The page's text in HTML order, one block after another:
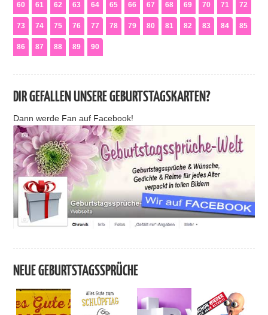
60 61 62 63 64 65 66 67 68 69 70 71 72
73 74 75 76 77 78 79 80 81 82 83 84 85
86 87 88 89 90
DIR GEFALLEN UNSERE GEBURTSTAGSKARTEN?
Dann werde Fan auf Facebook!
NEUE GEBURTSTAGSSPRÜCHE